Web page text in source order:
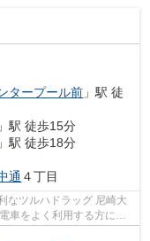
タープール前 」駅 徒
」駅 徒歩15分
」駅 徒歩18分
通 ４丁目
なツルハドラッグ 尼崎大
車をよく利用する方にも